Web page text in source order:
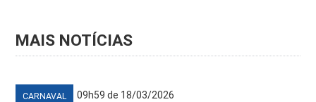
MAIS NOTÍCIAS
CARNAVAL 09h59 de 18/03/2026